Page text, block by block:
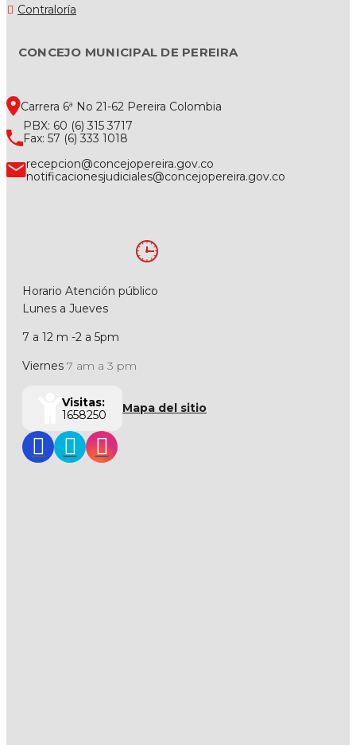
Contraloría
CONCEJO MUNICIPAL DE PEREIRA
Carrera 6ª No 21-62 Pereira Colombia
PBX: 60 (6) 315 3717
Fax: 57 (6) 333 1018
recepcion@concejopereira.gov.co
notificacionesjudiciales@concejopereira.gov.co
Horario Atención público
Lunes a Jueves
7 a 12 m -2 a 5pm
Viernes 7 am a 3 pm
Visitas:
1658250
Mapa del sitio